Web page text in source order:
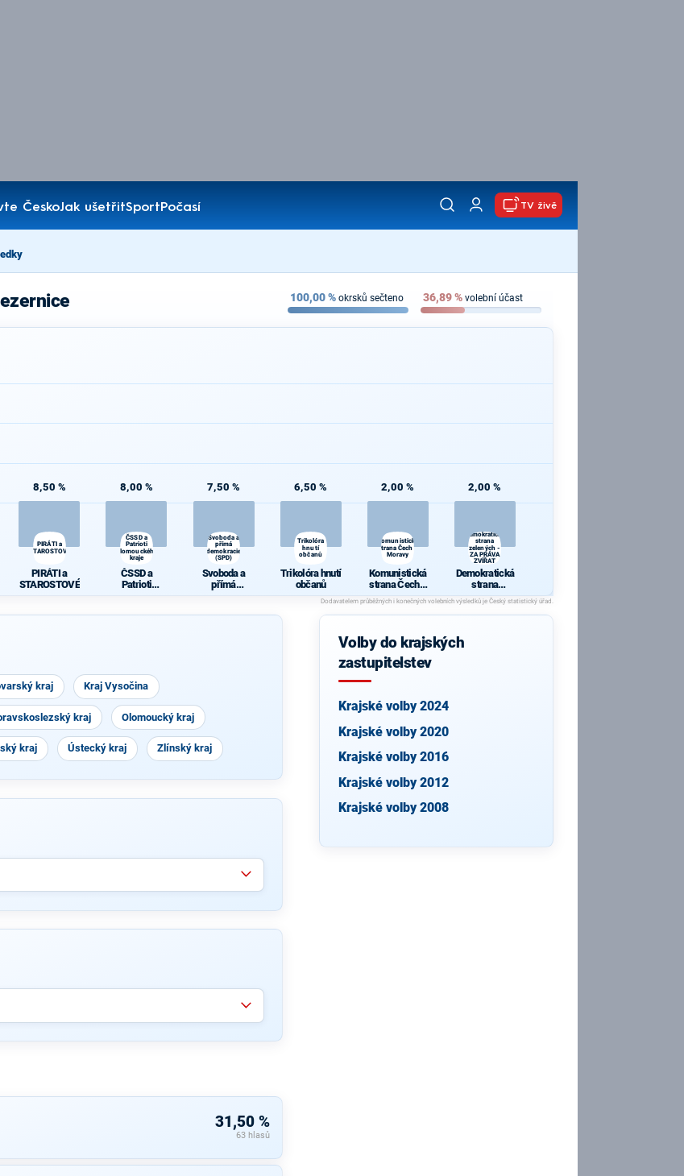
ČeskoJak ušetřitSportPočasí
TV živě
100,00% okrsků sečteno 36,89% volební účast
8,50 %
PIRÁTI a
STAROSTOVÉ
PIRÁTI a
STAROSTOVÉ
8,00 %
ČSSD a
Patrioti
Olomouckého
kraje
ČSSD a
Patrioti
7,50 %
Svoboda a
přímá
demokracie
(SPD)
Svoboda a
přímá
demokracie
6,50 %
Trikolóra
hnutí
občanů
Trikolóra hnutí
občanů
2,00 %
Komunistická
strana Čech a
Moravy
Komunistická
strana Čech a
Moravy
2,00 %
Demokratická
strana
zelených -
ZA PRÁVA
ZVÍŘAT
Demokratická
strana
zelených - ZA
PRÁVA
ZVÍŘAT
kraj Kraj Vysočina
kraj Olomoucký kraj
kraj Ústecký kraj Zlínský kraj
31,50 %
63 hlasů
Volby do krajských
zastupitelstev
Krajské volby 2024
Krajské volby 2020
Krajské volby 2016
Krajské volby 2012
Krajské volby 2008